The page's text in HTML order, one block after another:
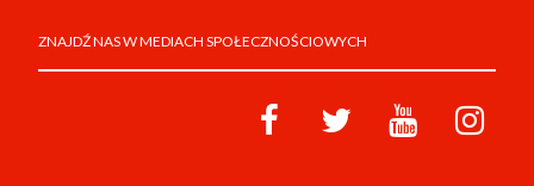
ZNAJDŹ NAS W MEDIACH SPOŁECZNOŚCIOWYCH